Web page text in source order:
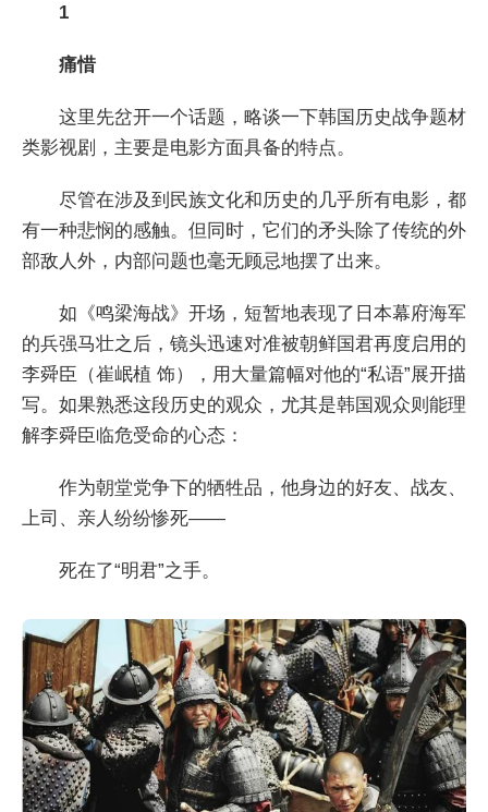
1
痛惜
这里先岔开一个话题，略谈一下韩国历史战争题材
类影视剧，主要是电影方面具备的特点。
尽管在涉及到民族文化和历史的几乎所有电影，都
有一种悲悯的感触。但同时，它们的矛头除了传统的外
部敌人外，内部问题也毫无顾忌地摆了出来。
如《鸣梁海战》开场，短暂地表现了日本幕府海军
的兵强马壮之后，镜头迅速对准被朝鲜国君再度启用的
李舜臣（崔岷植 饰），用大量篇幅对他的“私语”展开描
写。如果熟悉这段历史的观众，尤其是韩国观众则能理
解李舜臣临危受命的心态：
作为朝堂党争下的牺牲品，他身边的好友、战友、
上司、亲人纷纷惨死——
死在了“明君”之手。